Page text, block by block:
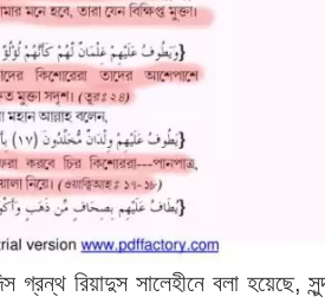
গ্রন্থ রিয়াদুস সালেহীনে বলা